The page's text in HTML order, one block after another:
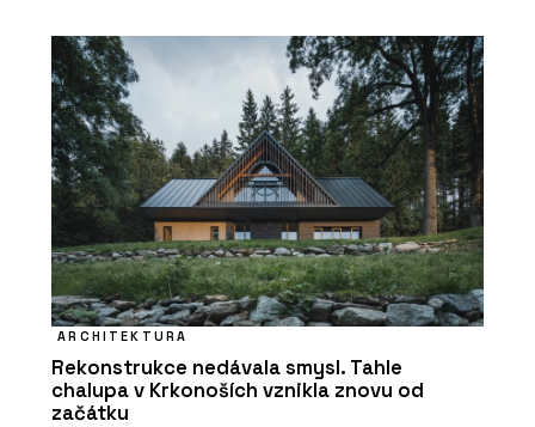
ARCHITEKTURA
Rekonstrukce nedávala smysl. Tahle
chalupa v Krkonoších vznikla znovu od
začátku